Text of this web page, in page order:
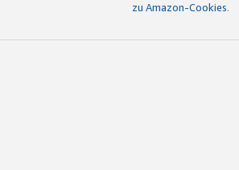
zu Amazon-Cookies.